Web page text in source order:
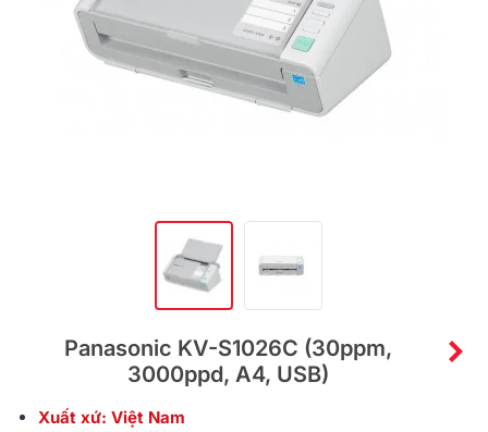
Panasonic KV-S1026C (30ppm,
3000ppd, A4, USB)
Xuất xứ: Việt Nam